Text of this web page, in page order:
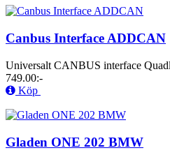
Canbus Interface ADDCAN
Universalt CANBUS interface
749.00:-
Köp
Gladen ONE 202 BMW